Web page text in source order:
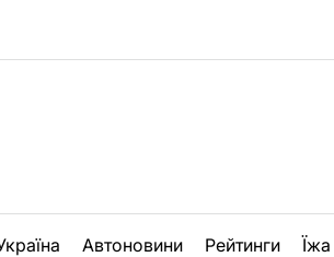
Автоновини Рейтинги Їжа